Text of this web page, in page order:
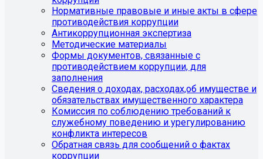
Нормативные правовые и иные акты в сфере
противодействия коррупции
Антикоррупционная экспертиза
Методические материалы
Формы документов, связанные с
противодействием коррупции, для
заполнения
Сведения о доходах, расходах,об имуществе и
обязательствах имущественного характера
Комиссия по соблюдению требований к
служебному поведению и урегулированию
конфликта интересов
Обратная связь для сообщений о фактах
коррупции